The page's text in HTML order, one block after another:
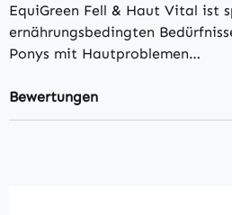
EquiGreen Fell & Haut Vital ist
ernährungsbedingten
Ponys mit Hautproblemen…
Bewertungen